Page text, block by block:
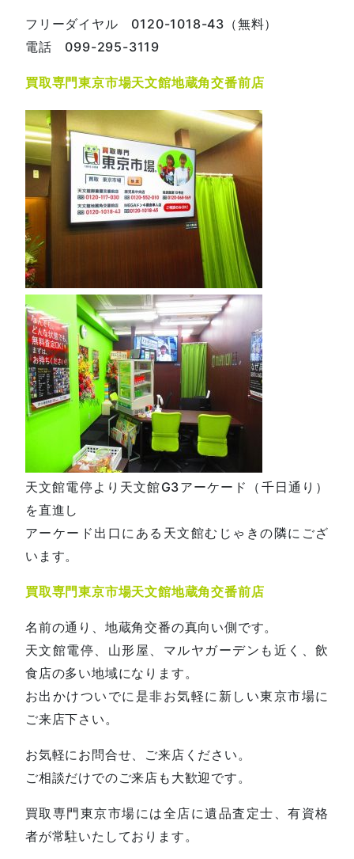
フリーダイヤル 0120-1018-43（無料）
電話 099-295-3119
買取専門東京市場天文館地蔵角交番前店
天文館電停より天文館G3アーケード（千日通り）
を直進し
アーケード出口にある天文館むじゃきの隣にござ
います。
買取専門東京市場天文館地蔵角交番前店
名前の通り、地蔵角交番の真向い側です。
天文館電停、山形屋、マルヤガーデンも近く、飲
食店の多い地域になります。
お出かけついでに是非お気軽に新しい東京市場に
ご来店下さい。
お気軽にお問合せ、ご来店ください。
ご相談だけでのご来店も大歓迎です。
買取専門東京市場には全店に遺品査定士、有資格
者が常駐いたしております。